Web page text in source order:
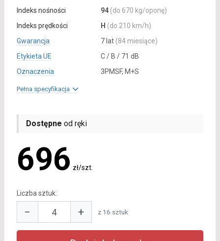
Indeks nośności
94 (do 670 kg/oponę)
Indeks prędkości
H (do 210 km/h)
Gwarancja
7 lat (84 miesiące)
Etykieta UE
C / B / 71 dB
Oznaczenia
3PMSF, M+S
Pełna specyfikacja
Dostępne od ręki
696 zł/szt.
Liczba sztuk:
− + z 16 sztuk